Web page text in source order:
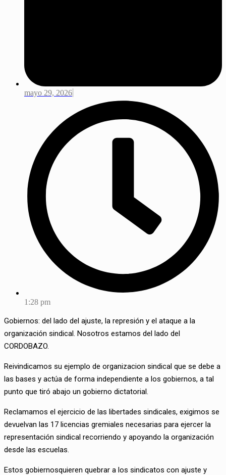
mayo 29, 2026
1:28 pm
Gobiernos: del lado del ajuste, la represión y el ataque a la
organización sindical. Nosotros estamos del lado del
CORDOBAZO.
Reivindicamos su ejemplo de organizacion sindical que se debe a
las bases y actúa de forma independiente a los gobiernos, a tal
punto que tiró abajo un gobierno dictatorial.
Reclamamos el ejercicio de las libertades sindicales, exigimos se
devuelvan las 17 licencias gremiales necesarias para ejercer la
representación sindical recorriendo y apoyando la organización
desde las escuelas.
Estos gobiernosquieren quebrar a los sindicatos con ajuste y